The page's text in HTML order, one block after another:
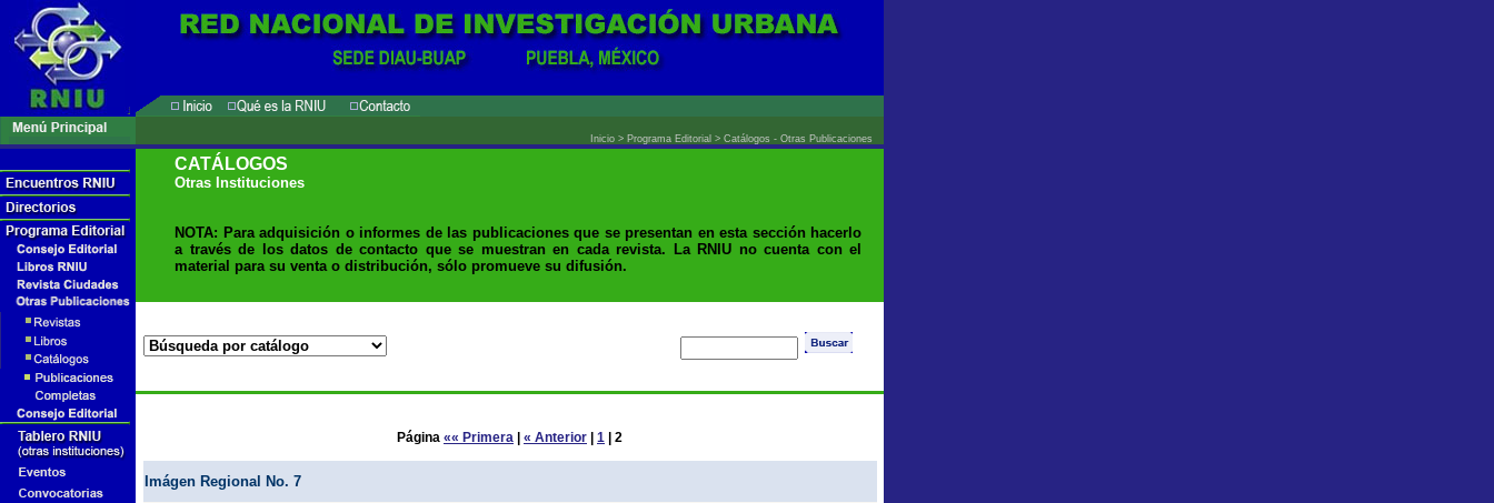
Inicio > Programa Editorial > Catálogos - Otras Publicaciones
CATÁLOGOS
Otras Instituciones
NOTA: Para adquisición o informes de las publicaciones que se presentan en esta sección hacerlo
a través de los datos de contacto que se muestran en cada revista. La RNIU no cuenta con el
material para su venta o distribución, sólo promueve su difusión.
Página «« Primera « Anterior 1 2
Imágen Regional No. 7